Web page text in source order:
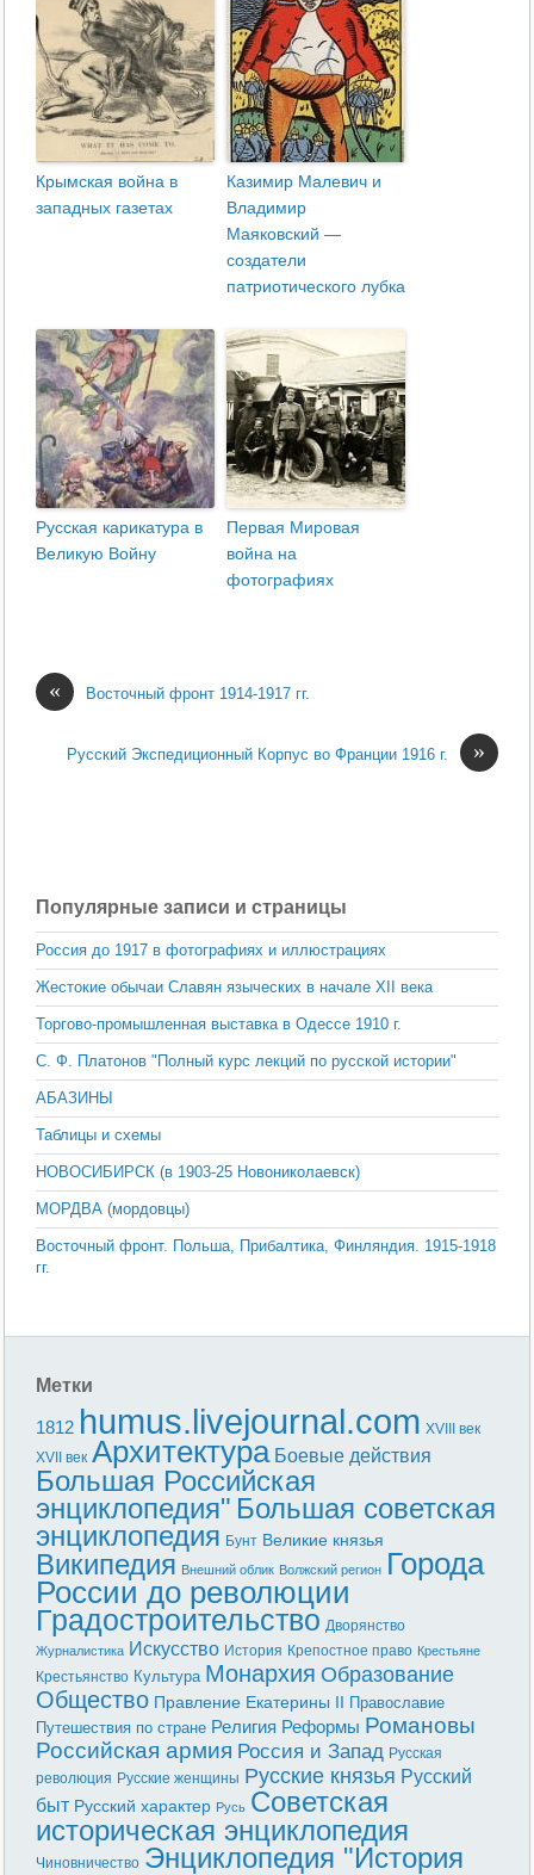
Крымская война в
западных газетах
Казимир Малевич и
Владимир
Маяковский —
создатели
патриотического лубка
Русская карикатура в
Великую Войну
Первая Мировая
война на
фотографиях
« Восточный фронт 1914-1917 гг.
»
Русский Экспедиционный Корпус во Франции 1916 г.
Популярные записи и страницы
Россия до 1917 в фотографиях и иллюстрациях
Жестокие обычаи Славян языческих в начале XII века
Торгово-промышленная выставка в Одессе 1910 г.
С. Ф. Платонов "Полный курс лекций по русской истории"
АБАЗИНЫ
Таблицы и схемы
НОВОСИБИРСК (в 1903-25 Новониколаевск)
МОРДВА (мордовцы)
Восточный фронт. Польша, Прибалтика, Финляндия. 1915-1918
гг.
Метки
1812 humus.livejournal.com XVIII век
XVII век Архитектура Боевые действия
Большая Российская
энциклопедия" Большая советская
энциклопедия Бунт Великие князья
Википедия Внешний облик Волжский регион Города
России до революции
Градостроительство Дворянство
Журналистика Искусство История Крепостное право Крестьяне
Крестьянство Культура Монархия Образование
Общество Правление Екатерины II Православие
Путешествия по стране Религия Реформы Романовы
Российская армия Россия и Запад Русская
революция Русские женщины Русские князья Русский
быт Русский характер Русь Советская
историческая энциклопедия
Чиновничество Энциклопедия "История